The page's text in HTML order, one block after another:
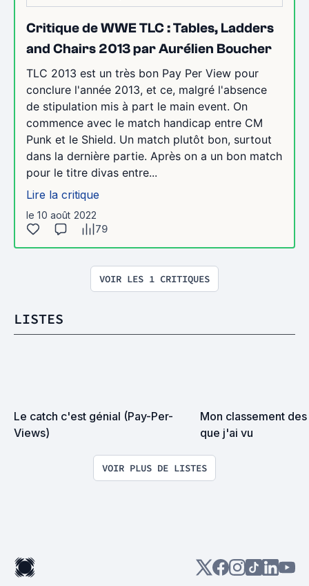
Critique de WWE TLC : Tables, Ladders
and Chairs 2013 par Aurélien Boucher
TLC 2013 est un très bon Pay Per View pour
conclure l'année 2013, et ce, malgré l'absence
de stipulation mis à part le main event. On
commence avec le match handicap entre CM
Punk et le Shield. Un match plutôt bon, surtout
dans la dernière partie. Après on a un bon match
pour le titre divas entre...
Lire la critique
le 10 août 2022
79
VOIR LES 1 CRITIQUES
LISTES
Le catch c'est génial (Pay-Per-
Views)
Mon classement des
que j'ai vu
VOIR PLUS DE LISTES